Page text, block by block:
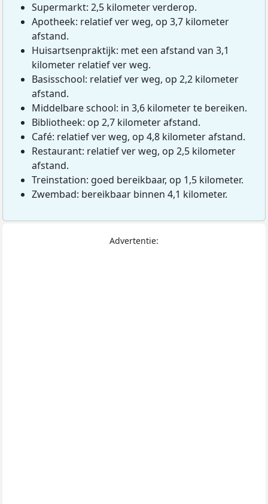
Supermarkt: 2,5 kilometer verderop.
Apotheek: relatief ver weg, op 3,7 kilometer
afstand.
Huisartsenpraktijk: met een afstand van 3,1
kilometer relatief ver weg.
Basisschool: relatief ver weg, op 2,2 kilometer
afstand.
Middelbare school: in 3,6 kilometer te bereiken.
Bibliotheek: op 2,7 kilometer afstand.
Café: relatief ver weg, op 4,8 kilometer afstand.
Restaurant: relatief ver weg, op 2,5 kilometer
afstand.
Treinstation: goed bereikbaar, op 1,5 kilometer.
Zwembad: bereikbaar binnen 4,1 kilometer.
Advertentie: